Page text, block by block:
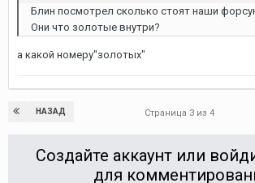
Блин посмотрел сколько стоят наши
Они что золотые внутри?
а какой номеру"золотых"
НАЗАД Страница 3 из 4
Создайте аккаунт или
для